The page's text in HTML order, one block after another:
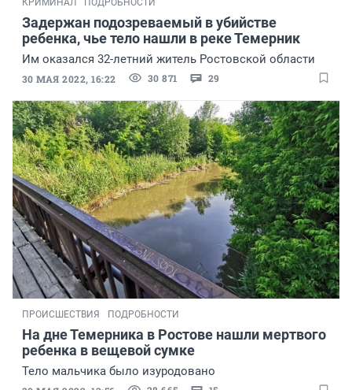
КРИМИНАЛ ПОДРОБНОСТИ
Задержан подозреваемый в убийстве
ребенка, чье тело нашли в реке Темерник
Им оказался 32-летний житель Ростовской области
30 МАЯ 2022, 16:22 30 871 29
ПРОИСШЕСТВИЯ ПОДРОБНОСТИ
На дне Темерника в Ростове нашли мертвого
ребенка в вещевой сумке
Тело мальчика было изуродовано